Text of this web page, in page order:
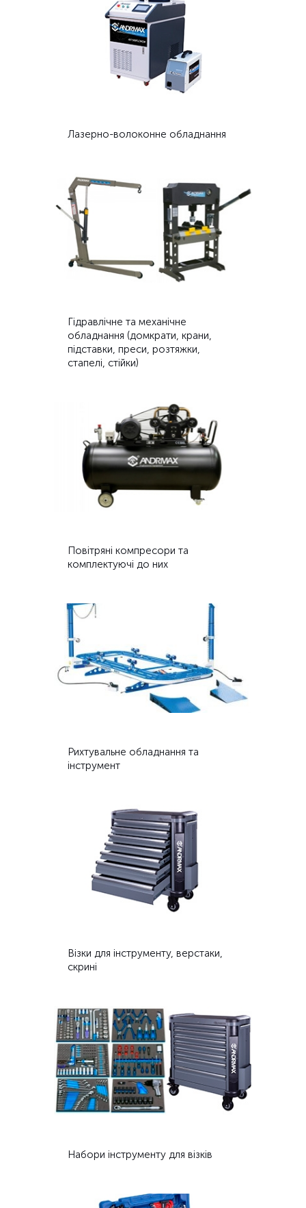
Лазерно-волоконне обладнання
Гідравлічне та механічне
обладнання (домкрати, крани,
підставки, преси, розтяжки,
стапелі, стійки)
Повітряні компресори та
комплектуючі до них
Рихтувальне обладнання та
інструмент
Візки для інструменту, верстаки,
скрині
Набори інструменту для візків